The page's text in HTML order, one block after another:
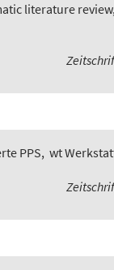
literature review
PPS, wt